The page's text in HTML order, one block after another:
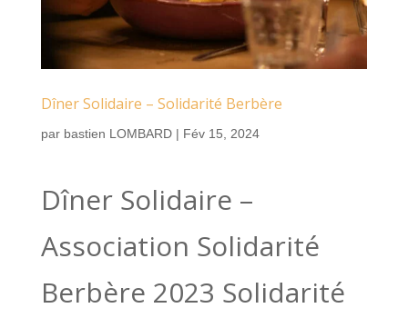
Dîner Solidaire – Solidarité Berbère
par bastien LOMBARD| Fév 15, 2024
Dîner Solidaire –
Association Solidarité
Berbère 2023 Solidarité